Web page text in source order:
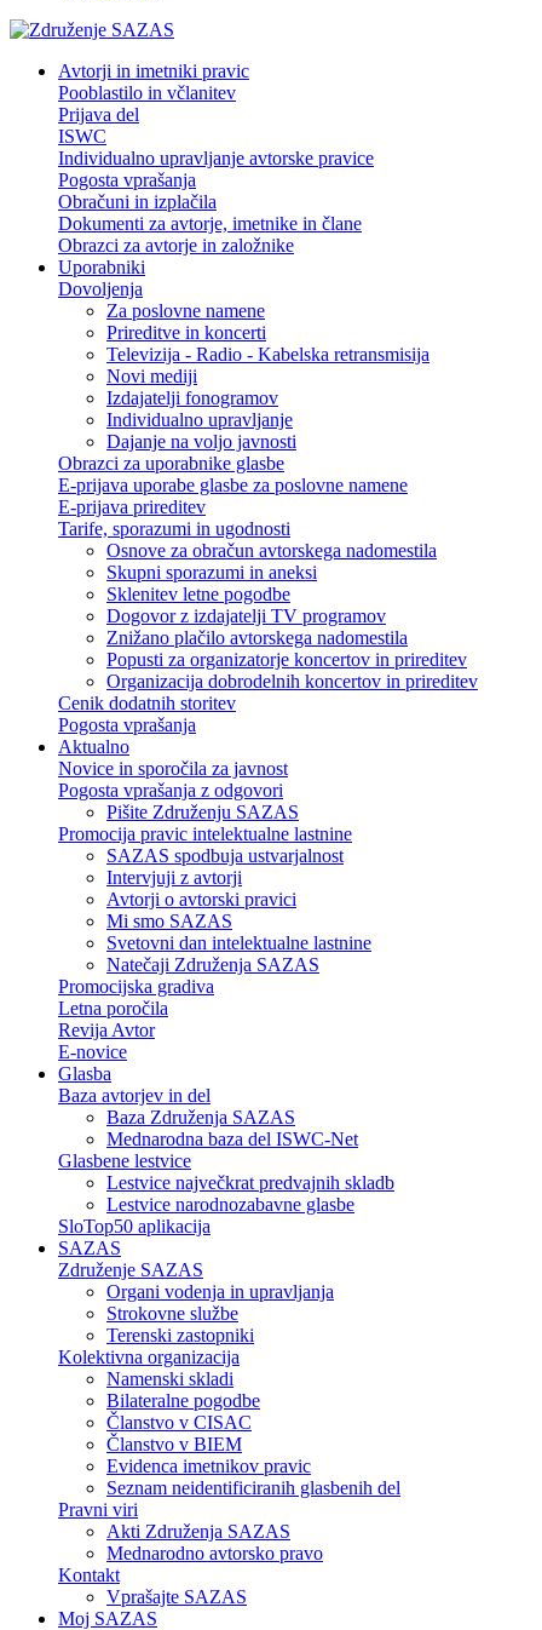
Avtorji in imetniki pravic
Pooblastilo in včlanitev
Prijava del
ISWC
Individualno upravljanje avtorske pravice
Pogosta vprašanja
Obračuni in izplačila
Dokumenti za avtorje, imetnike in člane
Obrazci za avtorje in založnike
Uporabniki
Dovoljenja
Za poslovne namene
Prireditve in koncerti
Televizija - Radio - Kabelska retransmisija
Novi mediji
Izdajatelji fonogramov
Individualno upravljanje
Dajanje na voljo javnosti
Obrazci za uporabnike glasbe
E-prijava uporabe glasbe za poslovne namene
E-prijava prireditev
Tarife, sporazumi in ugodnosti
Osnove za obračun avtorskega nadomestila
Skupni sporazumi in aneksi
Sklenitev letne pogodbe
Dogovor z izdajatelji TV programov
Znižano plačilo avtorskega nadomestila
Popusti za organizatorje koncertov in prireditev
Organizacija dobrodelnih koncertov in prireditev
Cenik dodatnih storitev
Pogosta vprašanja
Aktualno
Novice in sporočila za javnost
Pogosta vprašanja z odgovori
Pišite Združenju SAZAS
Promocija pravic intelektualne lastnine
SAZAS spodbuja ustvarjalnost
Intervjuji z avtorji
Avtorji o avtorski pravici
Mi smo SAZAS
Svetovni dan intelektualne lastnine
Natečaji Združenja SAZAS
Promocijska gradiva
Letna poročila
Revija Avtor
E-novice
Glasba
Baza avtorjev in del
Baza Združenja SAZAS
Mednarodna baza del ISWC-Net
Glasbene lestvice
Lestvice največkrat predvajnih skladb
Lestvice narodnozabavne glasbe
SloTop50 aplikacija
SAZAS
Združenje SAZAS
Organi vodenja in upravljanja
Strokovne službe
Terenski zastopniki
Kolektivna organizacija
Namenski skladi
Bilateralne pogodbe
Članstvo v CISAC
Članstvo v BIEM
Evidenca imetnikov pravic
Seznam neidentificiranih glasbenih del
Pravni viri
Akti Združenja SAZAS
Mednarodno avtorsko pravo
Kontakt
Vprašajte SAZAS
Moj SAZAS